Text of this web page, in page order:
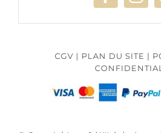
CGV | PLAN DU SITE |